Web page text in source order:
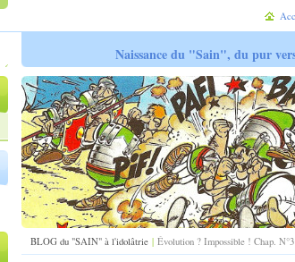
Naissance du "Sain", du pur
BLOG du "SAIN" à l'idolâtrie | Évolution ? Impossible ! Chap.